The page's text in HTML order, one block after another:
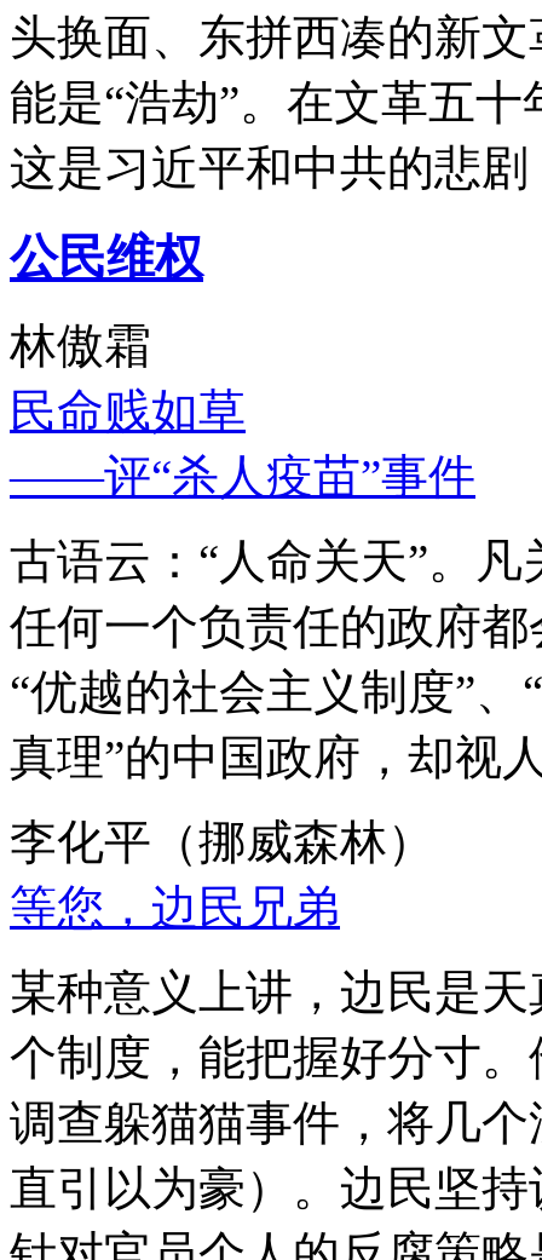
头换面、东拼西凑的新
能是“浩劫”。在文革五
这是习近平和中共的悲
公民维权
林傲霜
民命贱如草
——评“杀人疫苗”事件
古语云：“人命关天”。
任何一个负责任的政府
“优越的社会主义制度”
真理”的中国政府，却视
李化平（挪威森林）
等您，边民兄弟
某种意义上讲，边民是
个制度，能把握好分寸
调查躲猫猫事件，将几
直引以为豪）。边民坚